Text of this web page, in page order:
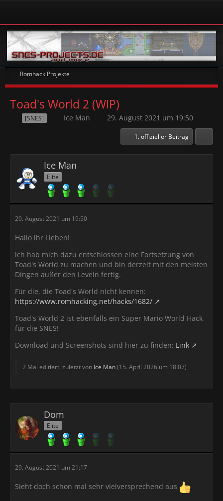
Romhack Projekte
Toad's World 2 (WIP)
[SNES] Ice Man 29. August 2021 um 19:50
1. offizieller Beitrag
Ice Man
Elite
29. August 2021 um 19:50
Hallo ihr Lieben!
ich hab mich dazu entschlossen eine Fortsetzung von
Toad's World zu machen und bin derzeit mit den meisten
Dingen außer den Leveln fertig.
Für die, die Toad's World nicht kennen:
https://www.romhacking.net/hacks/1682/
Toad's World 2 ist ebenfalls ein Super Mario World Hack
für die SNES!
Download und Screenshots sind hier zu finden: Link
2 Mal editiert, zuletzt von Ice Man(15. April 2026 um 18:07)
Dom
Elite
29. August 2021 um 21:17
Sieht doch schon mal sehr vielversprechend aus